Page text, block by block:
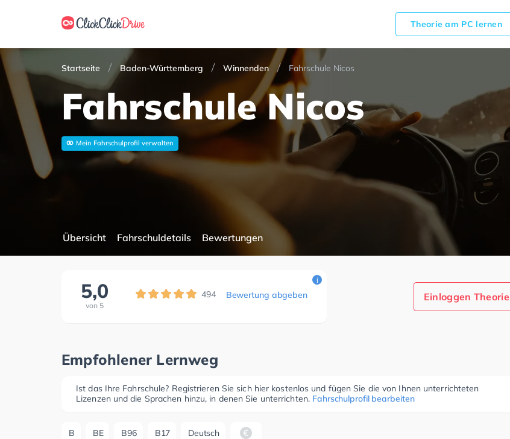
Theorie am PC lernen
Startseite Baden-Württemberg Winnenden Fahrschule Nicos
Fahrschule Nicos
Mein Fahrschulprofil verwalten
Übersicht Fahrschuldetails Bewertungen
5,0
von 5
494 Bewertung abgeben
i
Einloggen Theorie
Empfohlener Lernweg
Ist das Ihre Fahrschule? Registrieren Sie sich hier kostenlos und fügen Sie die von Ihnen unterrichteten
Lizenzen und die Sprachen hinzu, in denen Sie unterrichten. Fahrschulprofil bearbeiten
B BE B96 B17 Deutsch